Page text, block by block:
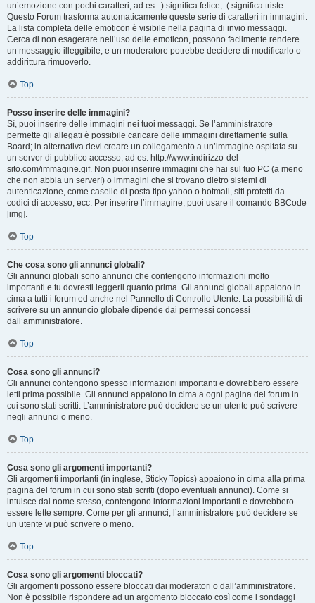
un’emozione con pochi caratteri; ad es. :) significa felice, :( significa triste.
Questo Forum trasforma automaticamente queste serie di caratteri in immagini.
La lista completa delle emoticon è visibile nella pagina di invio messaggi.
Cerca di non esagerare nell’uso delle emoticon, possono facilmente rendere
un messaggio illeggibile, e un moderatore potrebbe decidere di modificarlo o
addirittura rimuoverlo.
Top
Posso inserire delle immagini?
Sì, puoi inserire delle immagini nei tuoi messaggi. Se l’amministratore
permette gli allegati è possibile caricare delle immagini direttamente sulla
Board; in alternativa devi creare un collegamento a un’immagine ospitata su
un server di pubblico accesso, ad es. http://www.indirizzo-del-
sito.com/immagine.gif. Non puoi inserire immagini che hai sul tuo PC (a meno
che non abbia un server!) o immagini che si trovano dietro sistemi di
autenticazione, come caselle di posta tipo yahoo o hotmail, siti protetti da
codici di accesso, ecc. Per inserire l’immagine, puoi usare il comando BBCode
[img].
Top
Che cosa sono gli annunci globali?
Gli annunci globali sono annunci che contengono informazioni molto
importanti e tu dovresti leggerli quanto prima. Gli annunci globali appaiono in
cima a tutti i forum ed anche nel Pannello di Controllo Utente. La possibilità di
scrivere su un annuncio globale dipende dai permessi concessi
dall’amministratore.
Top
Cosa sono gli annunci?
Gli annunci contengono spesso informazioni importanti e dovrebbero essere
letti prima possibile. Gli annunci appaiono in cima a ogni pagina del forum in
cui sono stati scritti. L’amministratore può decidere se un utente può scrivere
negli annunci o meno.
Top
Cosa sono gli argomenti importanti?
Gli argomenti importanti (in inglese, Sticky Topics) appaiono in cima alla prima
pagina del forum in cui sono stati scritti (dopo eventuali annunci). Come si
intuisce dal nome stesso, contengono informazioni importanti e dovrebbero
essere lette sempre. Come per gli annunci, l’amministratore può decidere se
un utente vi può scrivere o meno.
Top
Cosa sono gli argomenti bloccati?
Gli argomenti possono essere bloccati dai moderatori o dall’amministratore.
Non è possibile rispondere ad un argomento bloccato così come i sondaggi